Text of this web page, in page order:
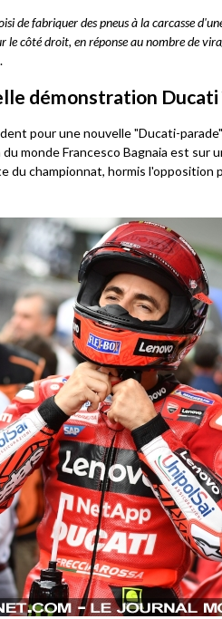
de fabriquer des pneus à la carcasse
le côté droit, en réponse au nombre de
démonstration Ducati
pour une nouvelle "Ducati-
monde Francesco Bagnaia est sur
du championnat, hormis